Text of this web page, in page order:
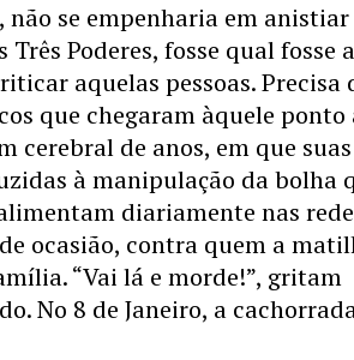
se empenharia em anistiar
Poderes, fosse qual fosse
aquelas pessoas. Precisa
que chegaram àquele ponto
cerebral de anos, em que
à manipulação da bolha
diariamente nas
ocasião, contra quem a
“Vai lá e morde!”, gritam
No 8 de Janeiro, a